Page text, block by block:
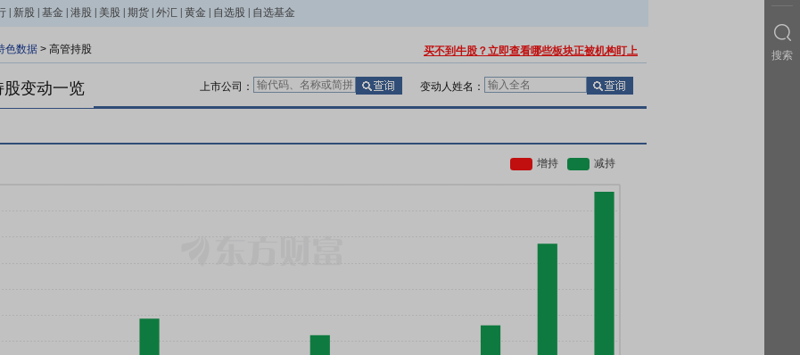
新股 基金 港股 美股 期货 外汇 黄金 自选股 自选基金
色数据 > 高管持股 买不到牛股？立即查看哪些板块正被机构盯上
股变动一览 变动人姓名：
上市公司：
搜索